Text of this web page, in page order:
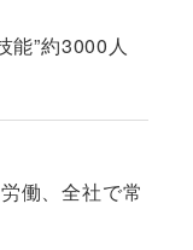
能”約3000人
働、全社で常